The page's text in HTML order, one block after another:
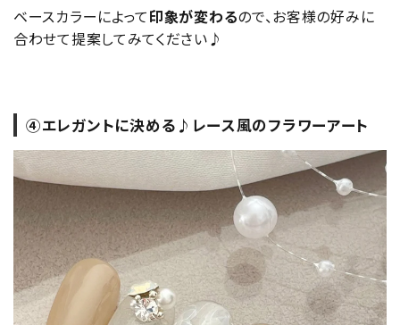
ベースカラーによって印象が変わるので、お客様の好みに
合わせて提案してみてください♪
④エレガントに決める♪レース風のフラワーアート